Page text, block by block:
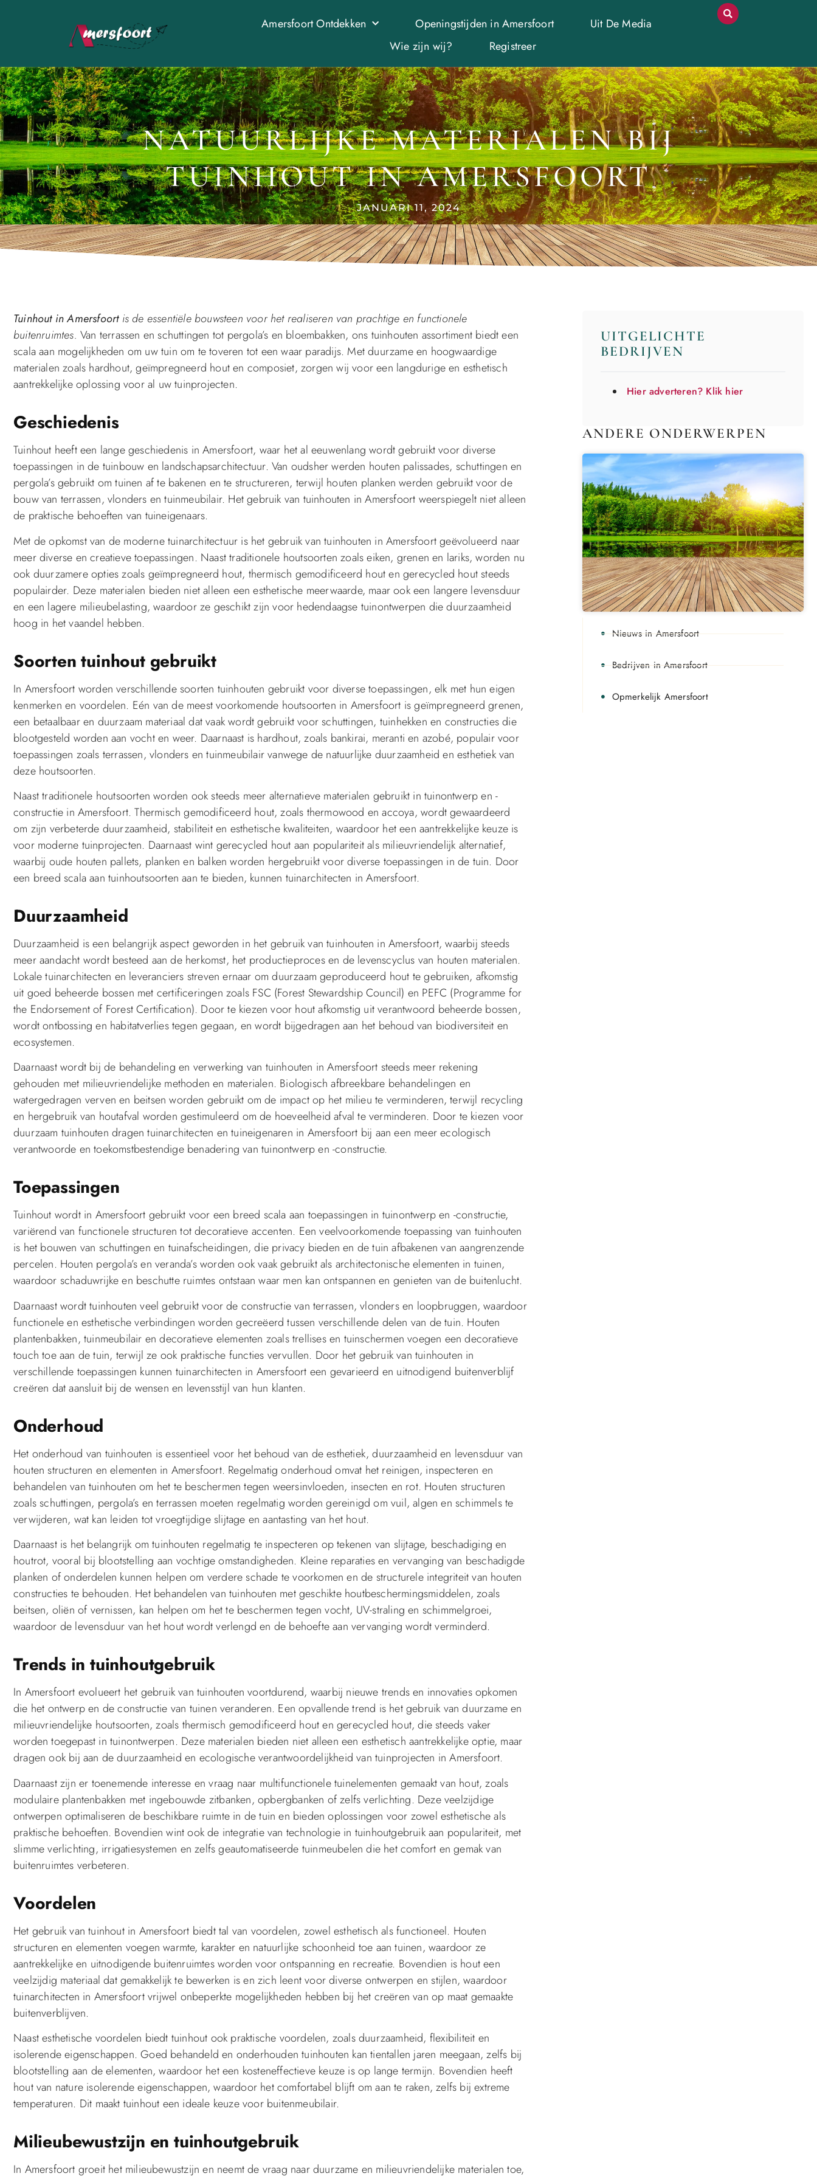
Amersfoort Ontdekken Openingstijden in Amersfoort
Uit De Media
Wie zijn wij?
Registreer
NATUURLIJKE MATERIALEN BIJ
TUINHOUT IN AMERSFOORT
JANUARI 11, 2024
Tuinhout in Amersfoortis de essentiële bouwsteen voor het realiseren van prachtige en functionele
buitenruimtes. Van terrassen en schuttingen tot pergola’s en bloembakken, ons tuinhouten assortiment biedt een
scala aan mogelijkheden om uw tuin om te toveren tot een waar paradijs. Met duurzame en hoogwaardige
materialen zoals hardhout, geïmpregneerd hout en composiet, zorgen wij voor een langdurige en esthetisch
aantrekkelijke oplossing voor al uw tuinprojecten.
Geschiedenis
Tuinhout heeft een lange geschiedenis in Amersfoort, waar het al eeuwenlang wordt gebruikt voor diverse
toepassingen in de tuinbouw en landschapsarchitectuur. Van oudsher werden houten palissades, schuttingen en
pergola’s gebruikt om tuinen af te bakenen en te structureren, terwijl houten planken werden gebruikt voor de
bouw van terrassen, vlonders en tuinmeubilair. Het gebruik van tuinhouten in Amersfoort weerspiegelt niet alleen
de praktische behoeften van tuineigenaars.
Met de opkomst van de moderne tuinarchitectuur is het gebruik van tuinhouten in Amersfoort geëvolueerd naar
meer diverse en creatieve toepassingen. Naast traditionele houtsoorten zoals eiken, grenen en lariks, worden nu
ook duurzamere opties zoals geïmpregneerd hout, thermisch gemodificeerd hout en gerecycled hout steeds
populairder. Deze materialen bieden niet alleen een esthetische meerwaarde, maar ook een langere levensduur
en een lagere milieubelasting, waardoor ze geschikt zijn voor hedendaagse tuinontwerpen die duurzaamheid
hoog in het vaandel hebben.
Soorten tuinhout gebruikt
In Amersfoort worden verschillende soorten tuinhouten gebruikt voor diverse toepassingen, elk met hun eigen
kenmerken en voordelen. Eén van de meest voorkomende houtsoorten in Amersfoort is geïmpregneerd grenen,
een betaalbaar en duurzaam materiaal dat vaak wordt gebruikt voor schuttingen, tuinhekken en constructies die
blootgesteld worden aan vocht en weer. Daarnaast is hardhout, zoals bankirai, meranti en azobé, populair voor
toepassingen zoals terrassen, vlonders en tuinmeubilair vanwege de natuurlijke duurzaamheid en esthetiek van
deze houtsoorten.
Naast traditionele houtsoorten worden ook steeds meer alternatieve materialen gebruikt in tuinontwerp en -
constructie in Amersfoort. Thermisch gemodificeerd hout, zoals thermowood en accoya, wordt gewaardeerd
om zijn verbeterde duurzaamheid, stabiliteit en esthetische kwaliteiten, waardoor het een aantrekkelijke keuze is
voor moderne tuinprojecten. Daarnaast wint gerecycled hout aan populariteit als milieuvriendelijk alternatief,
waarbij oude houten pallets, planken en balken worden hergebruikt voor diverse toepassingen in de tuin. Door
een breed scala aan tuinhoutsoorten aan te bieden, kunnen tuinarchitecten in Amersfoort.
Duurzaamheid
Duurzaamheid is een belangrijk aspect geworden in het gebruik van tuinhouten in Amersfoort, waarbij steeds
meer aandacht wordt besteed aan de herkomst, het productieproces en de levenscyclus van houten materialen.
Lokale tuinarchitecten en leveranciers streven ernaar om duurzaam geproduceerd hout te gebruiken, afkomstig
uit goed beheerde bossen met certificeringen zoals FSC (Forest Stewardship Council) en PEFC (Programme for
the Endorsement of Forest Certification). Door te kiezen voor hout afkomstig uit verantwoord beheerde bossen,
wordt ontbossing en habitatverlies tegen gegaan, en wordt bijgedragen aan het behoud van biodiversiteit en
ecosystemen.
Daarnaast wordt bij de behandeling en verwerking van tuinhouten in Amersfoort steeds meer rekening
gehouden met milieuvriendelijke methoden en materialen. Biologisch afbreekbare behandelingen en
watergedragen verven en beitsen worden gebruikt om de impact op het milieu te verminderen, terwijl recycling
en hergebruik van houtafval worden gestimuleerd om de hoeveelheid afval te verminderen. Door te kiezen voor
duurzaam tuinhouten dragen tuinarchitecten en tuineigenaren in Amersfoort bij aan een meer ecologisch
verantwoorde en toekomstbestendige benadering van tuinontwerp en -constructie.
Toepassingen
Tuinhout wordt in Amersfoort gebruikt voor een breed scala aan toepassingen in tuinontwerp en -constructie,
variërend van functionele structuren tot decoratieve accenten. Een veelvoorkomende toepassing van tuinhouten
is het bouwen van schuttingen en tuinafscheidingen, die privacy bieden en de tuin afbakenen van aangrenzende
percelen. Houten pergola’s en veranda’s worden ook vaak gebruikt als architectonische elementen in tuinen,
waardoor schaduwrijke en beschutte ruimtes ontstaan waar men kan ontspannen en genieten van de buitenlucht.
Daarnaast wordt tuinhouten veel gebruikt voor de constructie van terrassen, vlonders en loopbruggen, waardoor
functionele en esthetische verbindingen worden gecreëerd tussen verschillende delen van de tuin. Houten
plantenbakken, tuinmeubilair en decoratieve elementen zoals trellises en tuinschermen voegen een decoratieve
touch toe aan de tuin, terwijl ze ook praktische functies vervullen. Door het gebruik van tuinhouten in
verschillende toepassingen kunnen tuinarchitecten in Amersfoort een gevarieerd en uitnodigend buitenverblijf
creëren dat aansluit bij de wensen en levensstijl van hun klanten.
Onderhoud
Het onderhoud van tuinhouten is essentieel voor het behoud van de esthetiek, duurzaamheid en levensduur van
houten structuren en elementen in Amersfoort. Regelmatig onderhoud omvat het reinigen, inspecteren en
behandelen van tuinhouten om het te beschermen tegen weersinvloeden, insecten en rot. Houten structuren
zoals schuttingen, pergola’s en terrassen moeten regelmatig worden gereinigd om vuil, algen en schimmels te
verwijderen, wat kan leiden tot vroegtijdige slijtage en aantasting van het hout.
Daarnaast is het belangrijk om tuinhouten regelmatig te inspecteren op tekenen van slijtage, beschadiging en
houtrot, vooral bij blootstelling aan vochtige omstandigheden. Kleine reparaties en vervanging van beschadigde
planken of onderdelen kunnen helpen om verdere schade te voorkomen en de structurele integriteit van houten
constructies te behouden. Het behandelen van tuinhouten met geschikte houtbeschermingsmiddelen, zoals
beitsen, oliën of vernissen, kan helpen om het te beschermen tegen vocht, UV-straling en schimmelgroei,
waardoor de levensduur van het hout wordt verlengd en de behoefte aan vervanging wordt verminderd.
Trends in tuinhoutgebruik
In Amersfoort evolueert het gebruik van tuinhouten voortdurend, waarbij nieuwe trends en innovaties opkomen
die het ontwerp en de constructie van tuinen veranderen. Een opvallende trend is het gebruik van duurzame en
milieuvriendelijke houtsoorten, zoals thermisch gemodificeerd hout en gerecycled hout, die steeds vaker
worden toegepast in tuinontwerpen. Deze materialen bieden niet alleen een esthetisch aantrekkelijke optie, maar
dragen ook bij aan de duurzaamheid en ecologische verantwoordelijkheid van tuinprojecten in Amersfoort.
Daarnaast zijn er toenemende interesse en vraag naar multifunctionele tuinelementen gemaakt van hout, zoals
modulaire plantenbakken met ingebouwde zitbanken, opbergbanken of zelfs verlichting. Deze veelzijdige
ontwerpen optimaliseren de beschikbare ruimte in de tuin en bieden oplossingen voor zowel esthetische als
praktische behoeften. Bovendien wint ook de integratie van technologie in tuinhoutgebruik aan populariteit, met
slimme verlichting, irrigatiesystemen en zelfs geautomatiseerde tuinmeubelen die het comfort en gemak van
buitenruimtes verbeteren.
Voordelen
Het gebruik van tuinhout in Amersfoort biedt tal van voordelen, zowel esthetisch als functioneel. Houten
structuren en elementen voegen warmte, karakter en natuurlijke schoonheid toe aan tuinen, waardoor ze
aantrekkelijke en uitnodigende buitenruimtes worden voor ontspanning en recreatie. Bovendien is hout een
veelzijdig materiaal dat gemakkelijk te bewerken is en zich leent voor diverse ontwerpen en stijlen, waardoor
tuinarchitecten in Amersfoort vrijwel onbeperkte mogelijkheden hebben bij het creëren van op maat gemaakte
buitenverblijven.
Naast esthetische voordelen biedt tuinhout ook praktische voordelen, zoals duurzaamheid, flexibiliteit en
isolerende eigenschappen. Goed behandeld en onderhouden tuinhouten kan tientallen jaren meegaan, zelfs bij
blootstelling aan de elementen, waardoor het een kosteneffectieve keuze is op lange termijn. Bovendien heeft
hout van nature isolerende eigenschappen, waardoor het comfortabel blijft om aan te raken, zelfs bij extreme
temperaturen. Dit maakt tuinhout een ideale keuze voor buitenmeubilair.
Milieubewustzijn en tuinhoutgebruik
In Amersfoort groeit het milieubewustzijn en neemt de vraag naar duurzame en milieuvriendelijke materialen toe,
UITGELICHTE
BEDRIJVEN
Hier adverteren? Klik hier
ANDERE ONDERWERPEN
Nieuws in Amersfoort
Bedrijven in Amersfoort
Opmerkelijk Amersfoort